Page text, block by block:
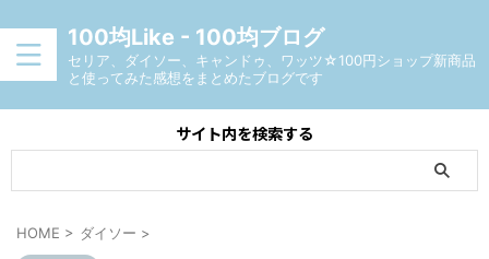
100均Like - 100均ブログ
セリア、ダイソー、キャンドゥ、ワッツ☆100円ショップ新商品
と使ってみた感想をまとめたブログです
サイト内を検索する
HOME > ダイソー >